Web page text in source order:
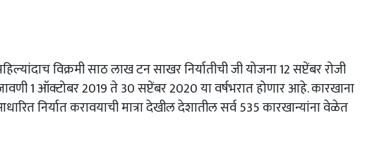
विक्रमी साठ लाख टन साखर निर्यातीची जी योजना 12 सप्टेंबर रोजी
1 ऑक्टोबर 2019 ते 30 सप्टेंबर 2020 या वर्षभरात होणार आहे. कारखाना
निर्यात करावयाची मात्रा देखील देशातील सर्व 535 कारखान्यांना वेळेत